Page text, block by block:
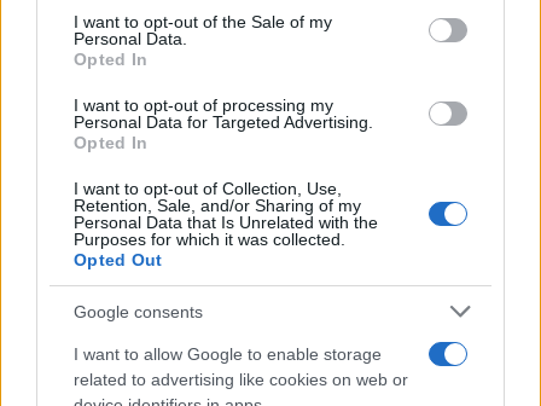
consent section.
I want to opt-out of the Sale of my
Personal Data.
Opted In
I want to opt-out of processing my
Personal Data for Targeted Advertising.
Opted In
I want to opt-out of Collection, Use,
Retention, Sale, and/or Sharing of my
Personal Data that Is Unrelated with the
Purposes for which it was collected.
Opted Out
Google consents
I want to allow Google to enable storage
related to advertising like cookies on web or
το βράδυ της Τρίτης 26 Δεκεμβρίου για μια
μπλούζα. Τα δύο αδέρφια πιάστηκαν στα χέρια και
το κακό δεν άργησε να γίνει.
είχε σπασμένο χέρι και στην προσπάθεια του να
αμυνθεί στις γροθιές του αδερφού του, άρπαξε το
ψαλίδι και του το κάρφωσε στο στήθος.